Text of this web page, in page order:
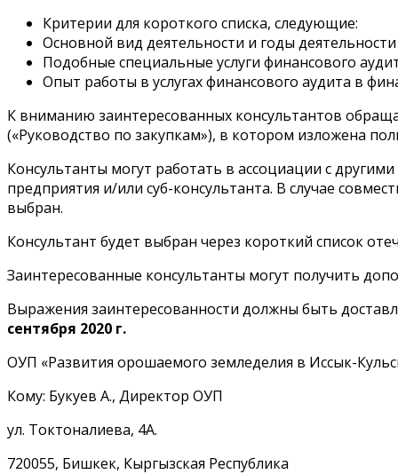
Критерии для короткого списка, следующие:
Основной вид деятельности и годы
Подобные специальные услуги финансового
Опыт работы в услугах финансового аудита в
К вниманию заинтересованных консультантов
(«Руководство по закупкам»), в котором изложена
Консультанты могут работать в ассоциации с
предприятия и/или суб-консультанта. В случае
выбран.
Консультант будет выбран через короткий список
Заинтересованные консультанты могут получить
Выражения заинтересованности должны быть
сентября 2020 г.
ОУП «Развития орошаемого земледелия в Иссык-
Кому: Букуев А., Директор ОУП
ул. Токтоналиева, 4А.
720055, Бишкек, Кыргызская Республика